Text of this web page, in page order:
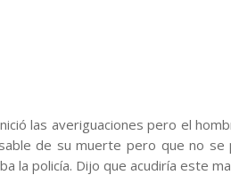
las averiguaciones pero el
de su muerte pero que no
la policía. Dijo que acudiría este